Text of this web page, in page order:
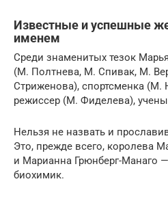
Известные и успешные
именем
Среди знаменитых тезок
(М. Полтнева, М. Спивак, М.
Стриженова), спортсменка (М.
режиссер (М. Фиделева),
Нельзя не назвать и
Это, прежде всего, королева
и Марианна Грюнберг-Манаго
биохимик.